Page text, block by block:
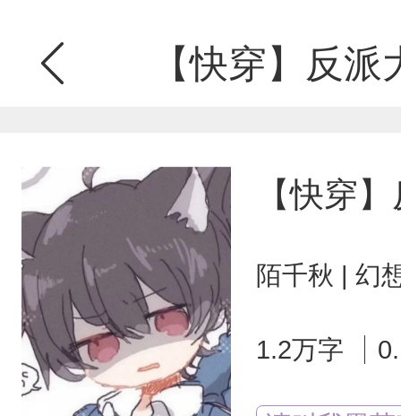
【快穿】反
【快穿
陌千秋 | 幻
1.2万字